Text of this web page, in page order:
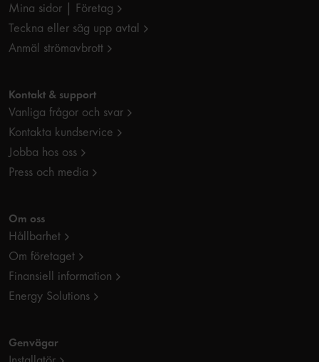
Mina sidor | Företag
Teckna eller säg upp avtal
Anmäl strömavbrott
Kontakt & support
Vanliga frågor och svar
Kontakta kundservice
Jobba hos oss
Press och media
Om oss
Hållbarhet
Om företaget
Finansiell information
Energy Solutions
Genvägar